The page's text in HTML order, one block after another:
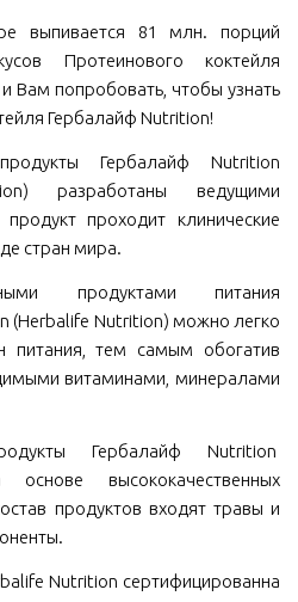
выпивается 81 млн. порций
Протеинового коктейля
Вам попробовать, чтобы узнать
Гербалайф Nutrition!
Гербалайф Nutrition
разработаны ведущими
проходит клинические
стран мира.
продуктами питания
(Herbalife Nutrition) можно легко
питания, тем самым обогатив
витаминами, минералами
Гербалайф Nutrition
высококачественных
продуктов входят травы и
Nutrition сертифицированна